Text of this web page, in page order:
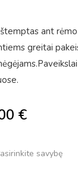
ant
greitai
€